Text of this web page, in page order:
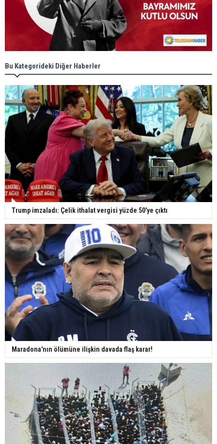
Bu Kategorideki Diğer Haberler
Trump imzaladı: Çelik ithalat vergisi yüzde 50'ye çıktı
Maradona'nın ölümüne ilişkin davada flaş karar!